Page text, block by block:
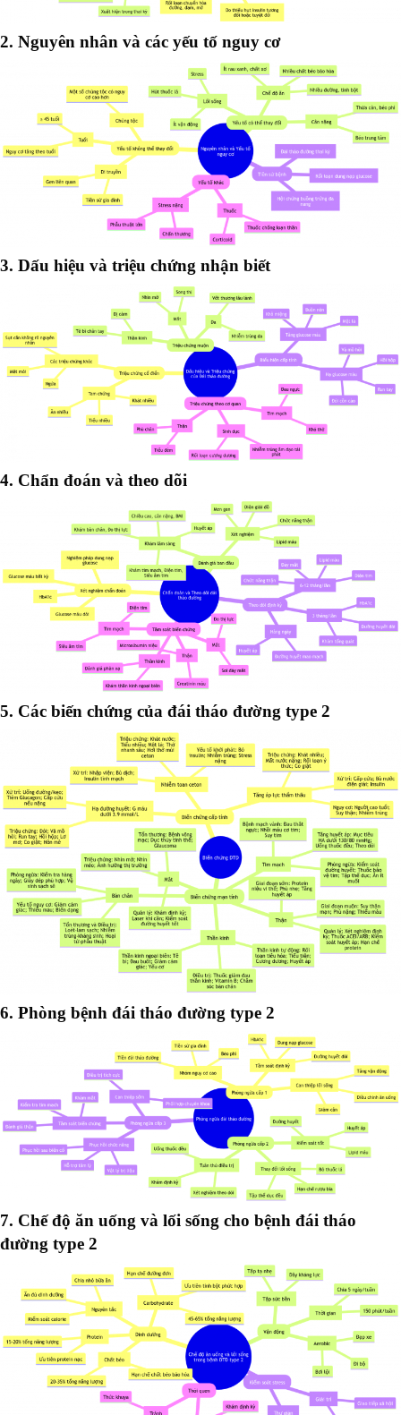
2. Nguyên nhân và các yếu tố nguy cơ
3. Dấu hiệu và triệu chứng nhận biết
4. Chẩn đoán và theo dõi
5. Các biến chứng của đái tháo đường type 2
6. Phòng bệnh đái tháo đường type 2
7. Chế độ ăn uống và lối sống cho bệnh đái tháo
đường type 2